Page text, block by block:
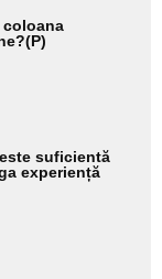
coloana
suficientă
experiență